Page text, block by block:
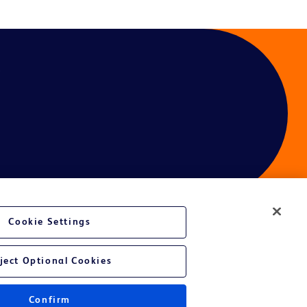
Cookie Settings
Optional Cookies
Confirm